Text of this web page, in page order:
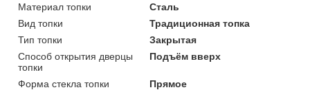
Материал топки
Сталь
Вид топки
Традиционная топка
Тип топки
Закрытая
Способ открытия дверцы
топки
Подъём вверх
Форма стекла топки
Прямое